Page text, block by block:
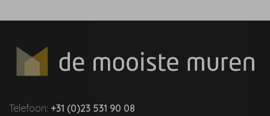
Telefoon: +31 (0)23 531 90 08